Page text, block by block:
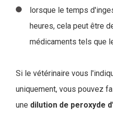
lorsque le temps
heures, cela peut être
médicaments tels que
Si le vétérinaire vous
uniquement, vous pouvez
une dilution de peroxyde